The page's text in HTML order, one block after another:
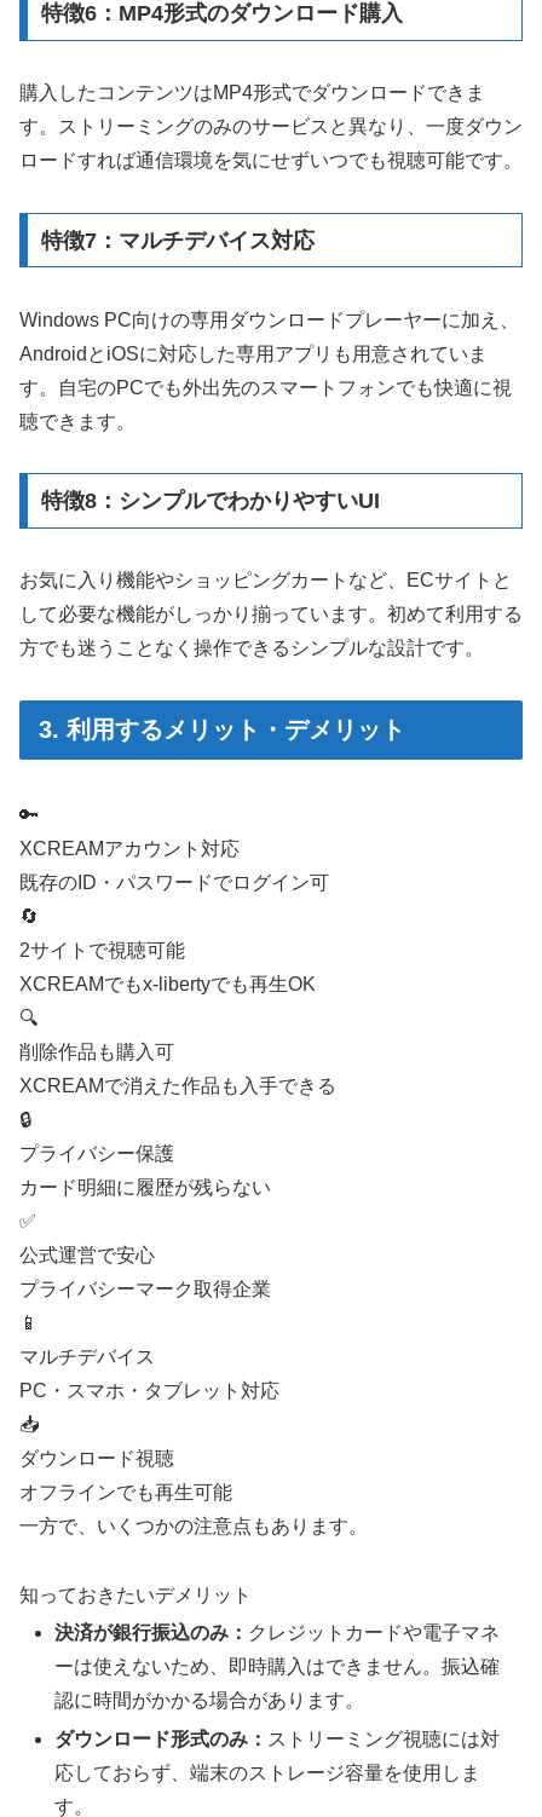
特徴6：MP4形式のダウンロード購入
購入したコンテンツはMP4形式でダウンロードできま
す。ストリーミングのみのサービスと異なり、一度ダウン
ロードすれば通信環境を気にせずいつでも視聴可能です。
特徴7：マルチデバイス対応
Windows PC向けの専用ダウンロードプレーヤーに加え、
AndroidとiOSに対応した専用アプリも用意されていま
す。自宅のPCでも外出先のスマートフォンでも快適に視
聴できます。
特徴8：シンプルでわかりやすいUI
お気に入り機能やショッピングカートなど、ECサイトと
して必要な機能がしっかり揃っています。初めて利用する
方でも迷うことなく操作できるシンプルな設計です。
3. 利用するメリット・デメリット
🔑
XCREAMアカウント対応
既存のID・パスワードでログイン可
🔄
2サイトで視聴可能
XCREAMでもx-libertyでも再生OK
🔍
削除作品も購入可
XCREAMで消えた作品も入手できる
🔒
プライバシー保護
カード明細に履歴が残らない
✅
公式運営で安心
プライバシーマーク取得企業
📱
マルチデバイス
PC・スマホ・タブレット対応
📥
ダウンロード視聴
オフラインでも再生可能
一方で、いくつかの注意点もあります。
知っておきたいデメリット
決済が銀行振込のみ： クレジットカードや電子マネ
ーは使えないため、即時購入はできません。振込確
認に時間がかかる場合があります。
ダウンロード形式のみ： ストリーミング視聴には対
応しておらず、端末のストレージ容量を使用しま
す。